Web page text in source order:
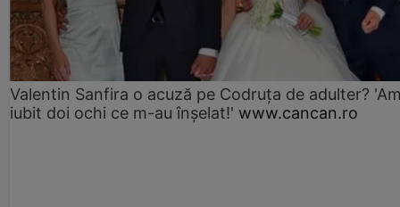
Valentin Sanfira o acuză pe Codruța de adulter?
iubit doi ochi ce m-au înșelat!' www.cancan.ro